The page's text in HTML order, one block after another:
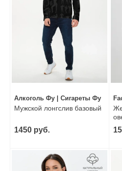
Алкоголь Фу | Сигареты Фу
Мужской лонгслив базовый
1450 руб.